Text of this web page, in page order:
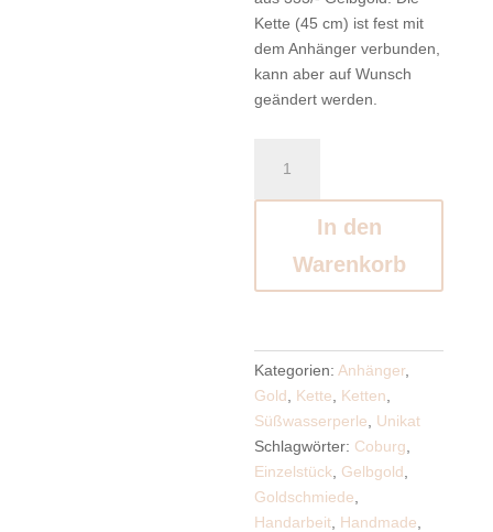
Kette (45 cm) ist fest mit
dem Anhänger verbunden,
kann aber auf Wunsch
geändert werden.
Perle
Menge
In den
Warenkorb
Kategorien: Anhänger,
Gold
Kette Ketten
Süßwasserperle
Unikat
Schlagwörter: Coburg
Einzelstück
Gelbgold
Goldschmiede
Handarbeit Handmade